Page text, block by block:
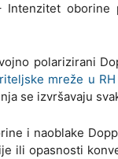
Intenzitet
polarizirani
mreže u RH
se izvršavaju
i naoblake
ili opasnosti